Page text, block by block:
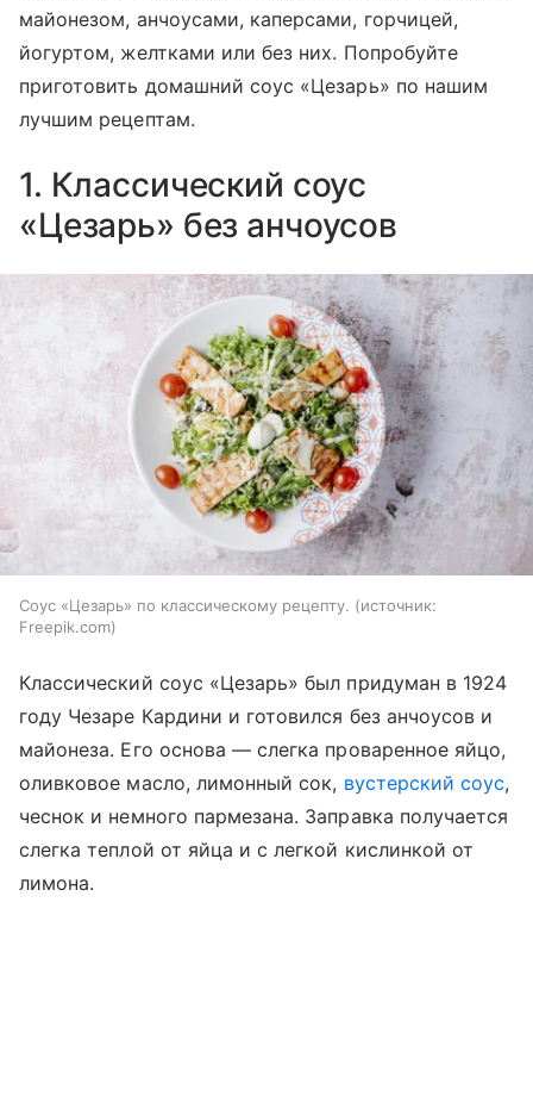
майонезом, анчоусами, каперсами, горчицей,
йогуртом, желтками или без них. Попробуйте
приготовить домашний соус «Цезарь» по нашим
лучшим рецептам.
1. Классический соус
«Цезарь» без анчоусов
Соус «Цезарь» по классическому рецепту.
источник:
Freepik.com
Классический соус «Цезарь» был придуман в 1924
году Чезаре Кардини и готовился без анчоусов и
майонеза. Его основа — слегка проваренное яйцо,
оливковое масло, лимонный сок, вустерский соус,
чеснок и немного пармезана. Заправка получается
слегка теплой от яйца и с легкой кислинкой от
лимона.